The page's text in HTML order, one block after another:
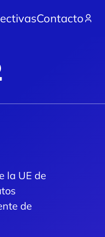
Contacto
la UE de
de